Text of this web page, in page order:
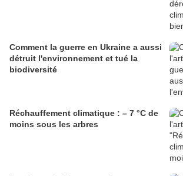
Comment la guerre en Ukraine a aussi
détruit l'environnement et tué la
biodiversité
Réchauffement climatique : – 7 °C de
moins sous les arbres